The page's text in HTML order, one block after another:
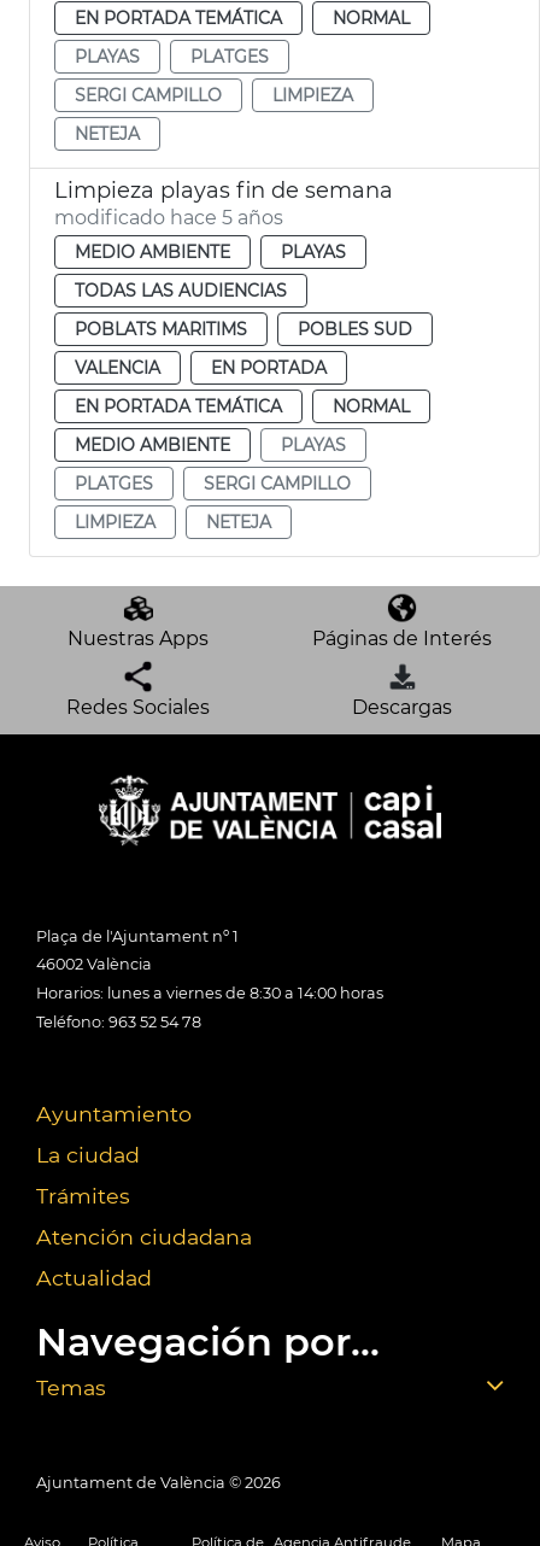
EN PORTADA TEMÁTICA
NORMAL
PLAYAS
PLATGES
SERGI CAMPILLO
LIMPIEZA
NETEJA
Limpieza playas fin de semana
modificado hace 5 años
MEDIO AMBIENTE
PLAYAS
TODAS LAS AUDIENCIAS
POBLATS MARITIMS
POBLES SUD
VALENCIA
EN PORTADA
EN PORTADA TEMÁTICA
NORMAL
MEDIO AMBIENTE
PLAYAS
PLATGES
SERGI CAMPILLO
LIMPIEZA
NETEJA
Nuestras Apps Páginas de Interés
Redes Sociales Descargas
Plaça de l'Ajuntament nº 1
46002 València
Horarios: lunes a viernes de 8:30 a 14:00 horas
Teléfono: 963 52 54 78
Ayuntamiento
La ciudad
Trámites
Atención ciudadana
Actualidad
Navegación por...
Temas
Ajuntament de València © 2026
Aviso Política Política de Agencia Antifraude Mapa